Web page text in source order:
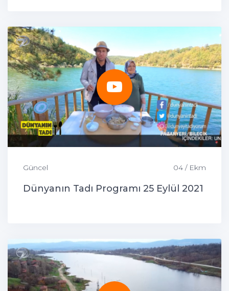
Güncel 04 / Ekm
Dünyanın Tadı Programı 25 Eylül 2021